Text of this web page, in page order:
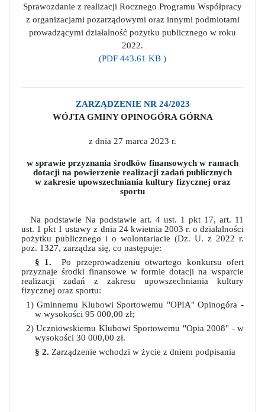
Sprawozdanie z realizacji Rocznego Programu Współpracy
z organizacjami pozarządowymi oraz innymi podmiotami
prowadzącymi działalność pożytku publicznego w roku
2022.
(PDF 443.61 KB )
ZARZĄDZENIENR 24/2023
WÓJTA GMINY OPINOGÓRA GÓRNA
z dnia 27 marca 2023 r.
w sprawie przyznania środków finansowych w ramach
dotacji na powierzenie realizacji zadań publicznych
w zakresie upowszechniania kultury fizycznej oraz
sportu
Na podstawie Na podstawie art. 4 ust. 1 pkt 17, art. 11
ust. 1 pkt 1 ustawy z dnia 24 kwietnia 2003 r. o działalności
pożytku publicznego i o wolontariacie (Dz. U. z 2022 r.
poz. 1327, zarządza się, co następuje:
§ 1.
Po przeprowadzeniu otwartego konkursu ofert
przyznaje środki finansowe w formie dotacji na wsparcie
realizacji zadań z zakresu upowszechniania kultury
fizycznej oraz sportu:
1) Gminnemu Klubowi Sportowemu "OPIA" Opinogóra -
w wysokości 95 000,00 zł;
2) Uczniowskiemu Klubowi Sportowemu "Opia 2008" - w
wysokości 30 000,00 zł.
§ 2. Zarządzenie wchodzi w życie z dniem podpisania